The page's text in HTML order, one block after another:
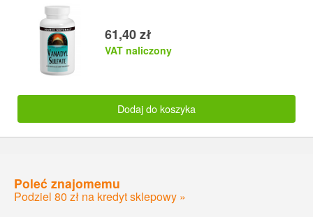
61,40 zł
VAT naliczony
Dodaj do koszyka
Poleć znajomemu
Podziel 80 zł na kredyt sklepowy »